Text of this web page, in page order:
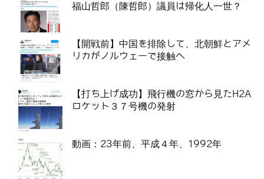
福山哲郎（陳哲郎）議員は帰化人一世？
【開戦前】中国を排除して、北朝鮮とアメ
リカがノルウェーで接触へ
【打ち上げ成功】飛行機の窓から見たH2A
ロケット３７号機の発射
動画：23年前、平成４年、1992年